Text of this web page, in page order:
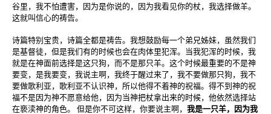
谷里，我不怕遭害，因为是你说的，因为我看见你的杖，我选择做羊。
这就叫信心的祷告。
诗篇特别宝贵，诗篇全都是祷告。我想鼓励每一个弟兄姊妹，虽然我们
是基督徒，但是我们有的时候也会在肉体里犯浑。当我犯浑的时候，我
就是在神面前选择是这只狗，而不是那只羊。这个时候最重要的不是神
要变，是我要变，我说主啊，我终于醒过来了，我不要做那只狗，我不
要做歌利亚，歌利亚不认识神，所以他得不着神的祝福。得不到神的祝
福不是因为神不愿意给他，因为当神把杖拿出来的时候，他依然选择站
在亵渎神的角色。 但是你不可这样，你要说主啊， 我是一只羊，因为我